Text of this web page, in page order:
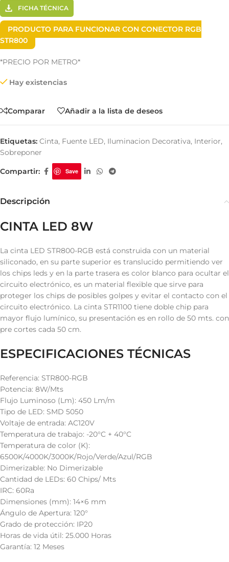
FICHA TÉCNICA
PRODUCTO PARA FUNCIONAR CON CONECTOR RGB
STR800
*PRECIO POR METRO*
Hay existencias
Comparar Añadir a la lista de deseos
Etiquetas: Cinta, Fuente LED, Iluminacion Decorativa, Interior,
Sobreponer
Compartir: Save
Descripción
CINTA LED 8W
La cinta LED STR800-RGB está construida con un material
siliconado, en su parte superior es translucido permitiendo ver
los chips leds y en la parte trasera es color blanco para ocultar el
circuito electrónico, es un material flexible que sirve para
proteger los chips de posibles golpes y evitar el contacto con el
circuito electrónico. La cinta STR1100 tiene doble chip para
mayor flujo lumínico, su presentación es en rollo de 50 mts. con
pre cortes cada 50 cm.
ESPECIFICACIONES TÉCNICAS
Referencia: STR800-RGB
Potencia: 8W/Mts
Flujo Luminoso (Lm): 450 Lm/m
Tipo de LED: SMD 5050
Voltaje de entrada: AC120V
Temperatura de trabajo: -20°C + 40°C
Temperatura de color (K):
6500K/4000K/3000K/Rojo/Verde/Azul/RGB
Dimerizable: No Dimerizable
Cantidad de LEDs: 60 Chips/ Mts
IRC: 60Ra
Dimensiones (mm): 14×6 mm
Ángulo de Apertura: 120°
Grado de protección: IP20
Horas de vida útil: 25.000 Horas
Garantía: 12 Meses